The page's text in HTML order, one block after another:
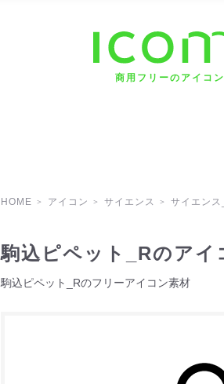
商用フリーのアイコ
HOME アイコン サイエンス サイエンス
駒込ピペット_Rのアイ
駒込ピペット_Rのフリーアイコン素材